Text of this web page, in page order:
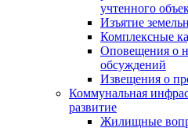
учтенного
Изъятие
Комплексные
Оповещения о
обсуждений
Извещения о
Коммунальная
развитие
Жилищные